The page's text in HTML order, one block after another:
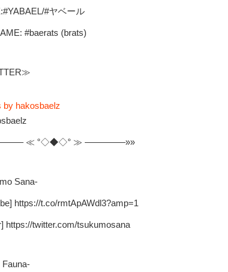
#ヤベール
#baerats (brats)
by hakosbaelz
≪ °◇◆◇° ≫ ————–»»
Sana-
https://t.co/rmtApAWdl3?amp=1
https://twitter.com/tsukumosana